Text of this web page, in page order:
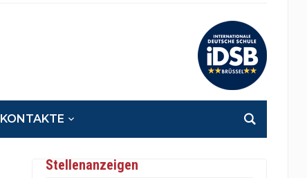
KONTAKTE
Stellenanzeigen